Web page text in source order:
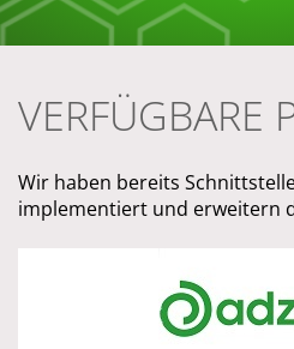
VERFÜGBARE
Wir haben bereits
implementiert und erweitern
Adzuna
zur